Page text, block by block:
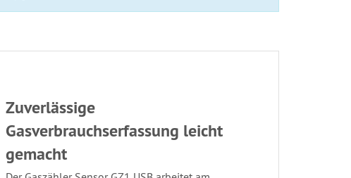
Zuverlässige
Gasverbrauchserfassung leicht
gemacht